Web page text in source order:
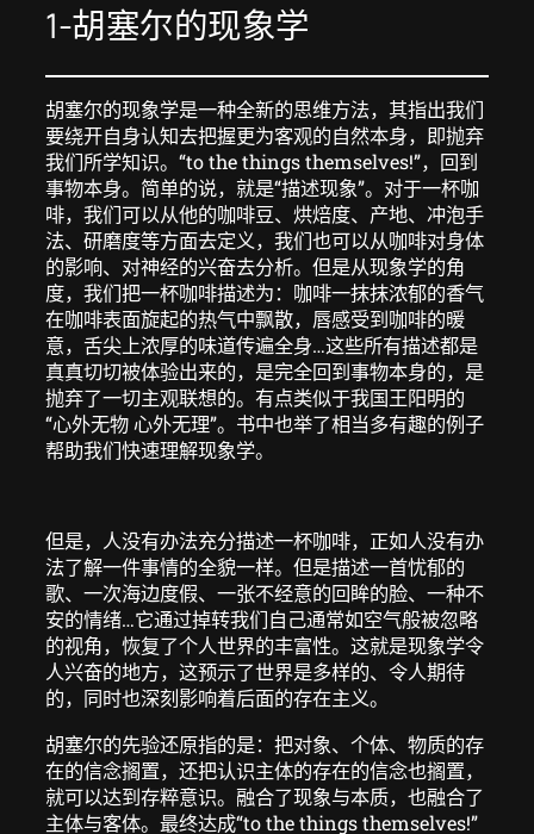
1-胡塞尔的现象学
胡塞尔的现象学是一种全新的思维方法，其指出我们
要绕开自身认知去把握更为客观的自然本身，即抛弃
我们所学知识。“to the things themselves!”，回到
事物本身。简单的说，就是“描述现象”。对于一杯咖
啡，我们可以从他的咖啡豆、烘焙度、产地、冲泡手
法、研磨度等方面去定义，我们也可以从咖啡对身体
的影响、对神经的兴奋去分析。但是从现象学的角
度，我们把一杯咖啡描述为：咖啡一抹抹浓郁的香气
在咖啡表面旋起的热气中飘散，唇感受到咖啡的暖
意，舌尖上浓厚的味道传遍全身…这些所有描述都是
真真切切被体验出来的，是完全回到事物本身的，是
抛弃了一切主观联想的。有点类似于我国王阳明的
“心外无物 心外无理”。书中也举了相当多有趣的例子
帮助我们快速理解现象学。
但是，人没有办法充分描述一杯咖啡，正如人没有办
法了解一件事情的全貌一样。但是描述一首忧郁的
歌、一次海边度假、一张不经意的回眸的脸、一种不
安的情绪…它通过掉转我们自己通常如空气般被忽略
的视角，恢复了个人世界的丰富性。这就是现象学令
人兴奋的地方，这预示了世界是多样的、令人期待
的，同时也深刻影响着后面的存在主义。
胡塞尔的先验还原指的是：把对象、个体、物质的存
在的信念搁置，还把认识主体的存在的信念也搁置，
就可以达到存粹意识。融合了现象与本质，也融合了
主体与客体。最终达成“to the things themselves!”